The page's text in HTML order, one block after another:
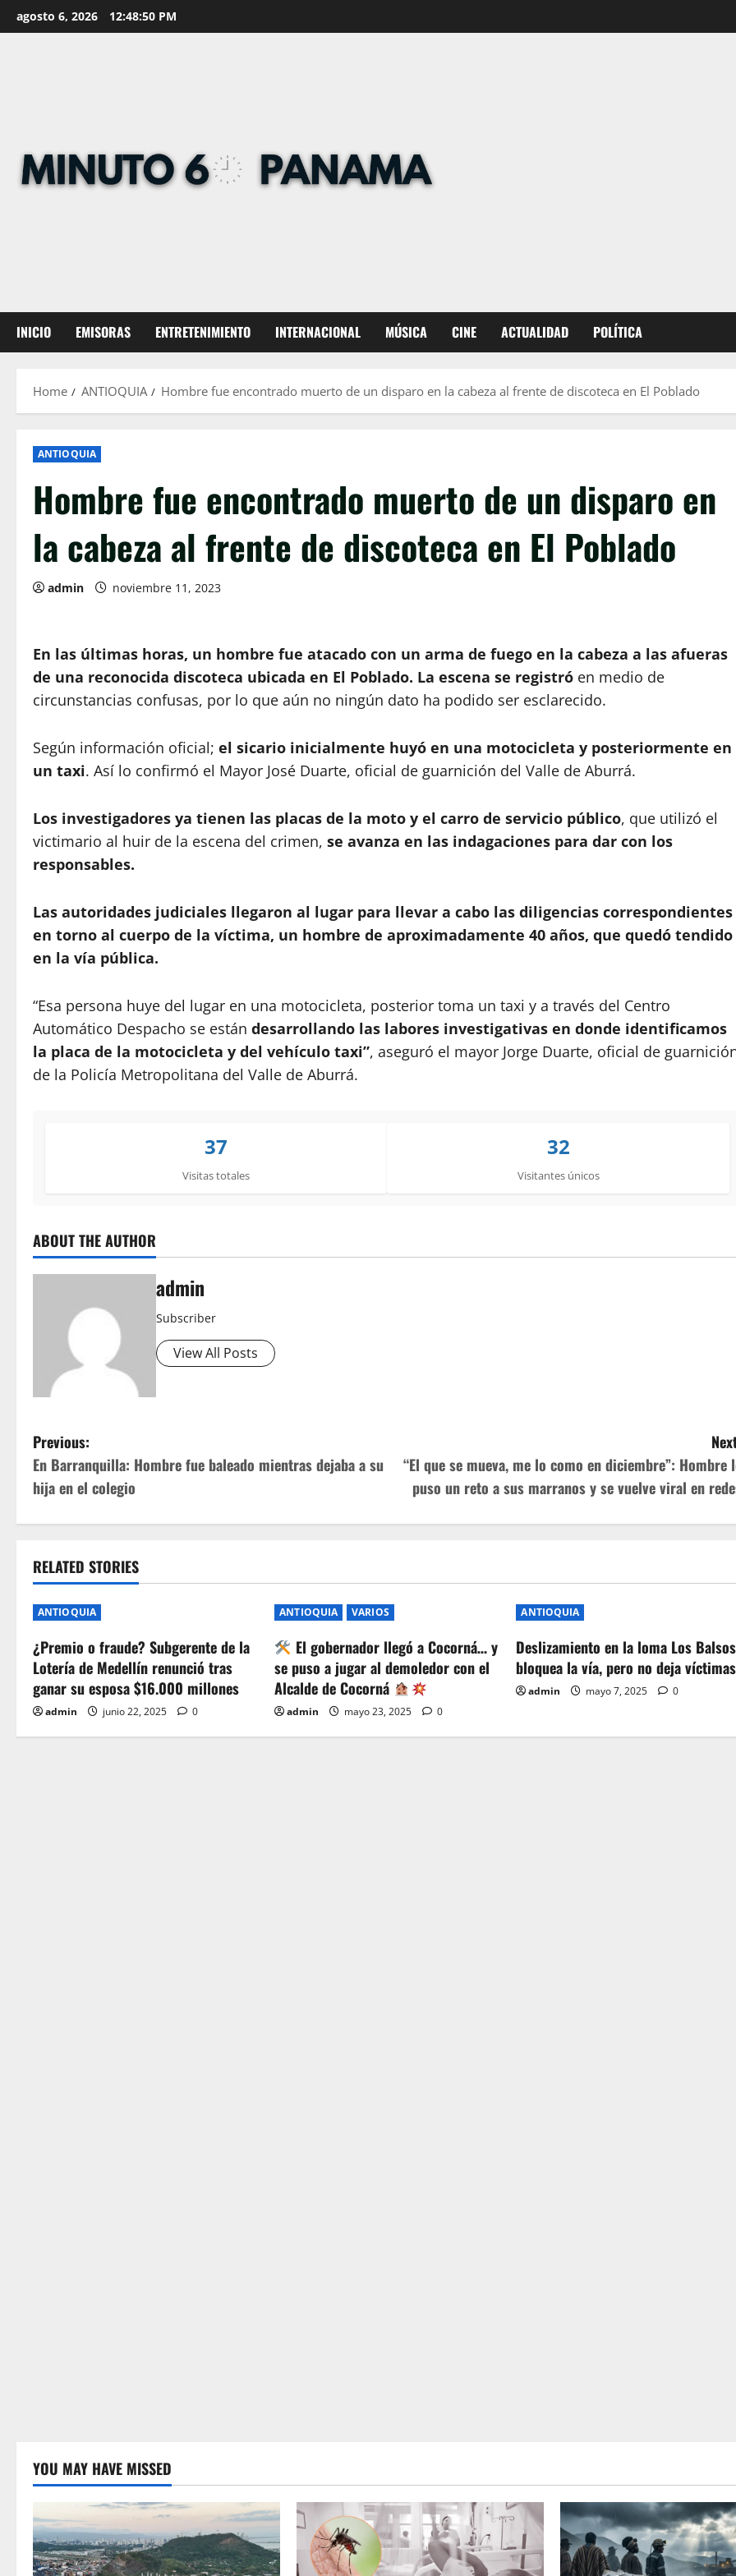
to
agosto 6, 2026 12:48:50 PM
INICIO EMISORAS ENTRETENIMIENTO INTERNACIONAL MÚSICA CINE ACTUALIDAD POLÍTICA
Home ANTIOQUIA Hombre fue encontrado muerto de un disparo en la cabeza al frente de discoteca en El Poblado
ANTIOQUIA
Hombre fue encontrado muerto de un disparo en
la cabeza al frente de discoteca en El Poblado
admin noviembre 11, 2023
En las últimas horas, un hombre fue atacado con un arma de fuego en la cabeza a las afueras
de una reconocida discoteca ubicada en El Poblado. La escena se registró en medio de
circunstancias confusas, por lo que aún no ningún dato ha podido ser esclarecido.
Según información oficial; el sicario inicialmente huyó en una motocicleta y posteriormente en
un taxi. Así lo confirmó el Mayor José Duarte, oficial de guarnición del Valle de Aburrá.
Los investigadores ya tienen las placas de la moto y el carro de servicio público, que utilizó el
victimario al huir de la escena del crimen, se avanza en las indagaciones para dar con los
responsables.
Las autoridades judiciales llegaron al lugar para llevar a cabo las diligencias correspondientes
en torno al cuerpo de la víctima, un hombre de aproximadamente 40 años, que quedó tendido
en la vía pública.
“Esa persona huye del lugar en una motocicleta, posterior toma un taxi y a través del Centro
Automático Despacho se están desarrollando las labores investigativas en donde identificamos
la placa de la motocicleta y del vehículo taxi”, aseguró el mayor Jorge Duarte, oficial de
de la Policía Metropolitana del Valle de Aburrá.
37
Visitas totales
32
Visitantes únicos
ABOUT THE AUTHOR
admin
Subscriber
View All Posts
P
o
s
n
a
v
i
g
Previous:
En Barranquilla: Hombre fue baleado mientras dejaba a su
hija en el colegio
“El que se mueva, me lo como en diciembre”: Hombre
puso un reto a sus marranos y se vuelve viral en
RELATED STORIES
ANTIOQUIA
¿Premio o fraude? Subgerente de la
Lotería de Medellín renunció tras
ganar su esposa $16.000 millones
admin junio 22, 2025 0
ANTIOQUIA VARIOS
El gobernador llegó a Cocorná… y
se puso a jugar al demoledor con el
Alcalde de Cocorná
admin mayo 23, 2025 0
ANTIOQUIA
Deslizamiento en la loma Los Balsos
bloquea la vía, pero no deja víctimas
admin mayo 7, 2025 0
YOU MAY HAVE MISSED